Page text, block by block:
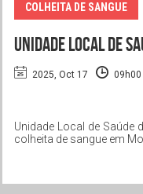
COLHEITA DE SANGUE
Unidade Local de
2025, Oct 17
Unidade Local de Saúde
colheita de sangue em